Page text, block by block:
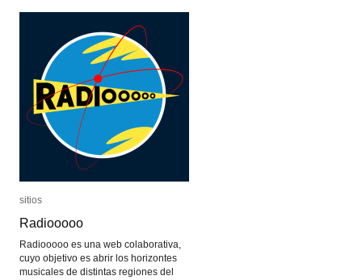
sitios
Radiooooo
Radiooooo es una web colaborativa,
cuyo objetivo es abrir los horizontes
musicales de distintas regiones del
sitios
Radiooooo